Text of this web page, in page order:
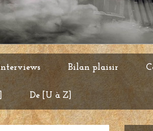
Bilan plaisir
De [U à Z]